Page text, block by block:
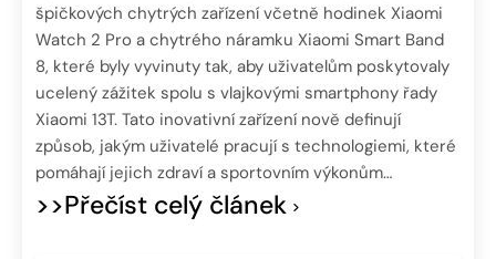
špičkových chytrých zařízení včetně hodinek Xiaomi
Watch 2 Pro a chytrého náramku Xiaomi Smart Band
8, které byly vyvinuty tak, aby uživatelům poskytovaly
ucelený zážitek spolu s vlajkovými smartphony řady
Xiaomi 13T. Tato inovativní zařízení nově definují
způsob, jakým uživatelé pracují s technologiemi, které
pomáhají jejich zdraví a sportovním výkonům…
>>Přečíst celý článek